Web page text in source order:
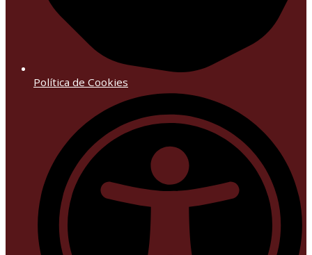
Política de Cookies